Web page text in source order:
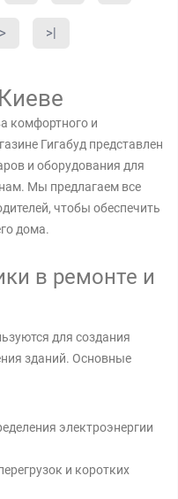
> >|
комфортного и
Гигабуд представлен
и оборудования для
Мы предлагаем все
чтобы обеспечить
дома.
в ремонте и
для создания
зданий. Основные
электроэнергии
и коротких